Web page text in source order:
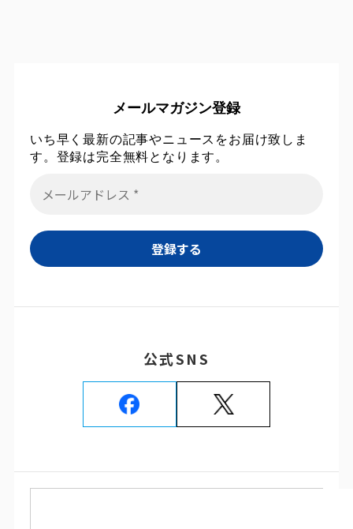
メールマガジン登録
いち早く最新の記事やニュースをお届け致しま
す。登録は完全無料となります。
公式SNS